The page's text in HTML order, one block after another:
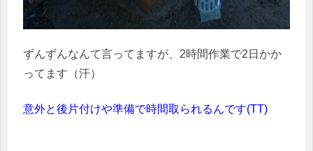
ずんずんなんて言ってますが、2時間作業で2日かか
ってます（汗）
意外と後片付けや準備で時間取られるんです(TT)